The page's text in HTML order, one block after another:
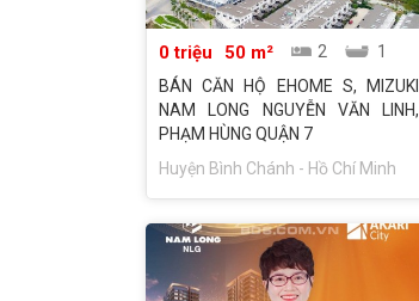
0 triệu 50 m² 2
1
BÁN CĂN HỘ EHOME S, MIZUKI
NAM LONG NGUYỄN VĂN LINH,
PHẠM HÙNG QUẬN 7
Huyện Bình Chánh - Hồ Chí Minh